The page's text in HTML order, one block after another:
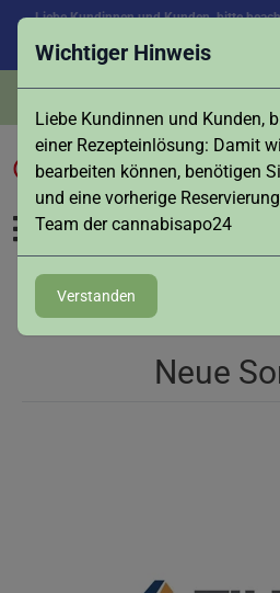
Wichtiger Hinweis
Liebe Kundinnen und Kunden,
einer Rezepteinlösung: Damit
bearbeiten können, benötigen
und eine vorherige
Team der cannabisapo24
Verstanden
Liebe Kundinnen und Kunden, bitte
Vielen Dank für Ihr
Neue